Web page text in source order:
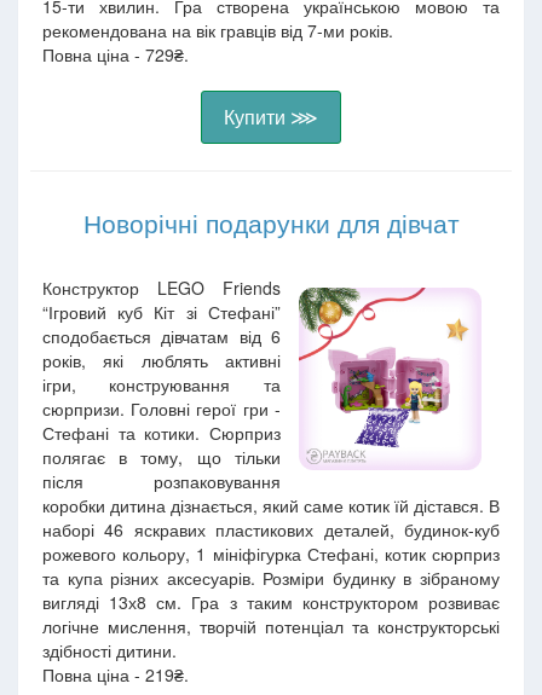
15-ти хвилин. Гра створена українською мовою та
рекомендована на вік гравців від 7-ми років.
Повна ціна - 729₴.
Купити ⋙
Новорічні подарунки для дівчат
Конструктор LEGO Friends
“Ігровий куб Кіт зі Стефані”
сподобається дівчатам від 6
років, які люблять активні
ігри, конструювання та
сюрпризи. Головні герої гри -
Стефані та котики. Сюрприз
полягає в тому, що тільки
після розпаковування
коробки дитина дізнається, який саме котик їй дістався. В
наборі 46 яскравих пластикових деталей, будинок-куб
рожевого кольору, 1 мініфігурка Стефані, котик сюрприз
та купа різних аксесуарів. Розміри будинку в зібраному
вигляді 13х8 см. Гра з таким конструктором розвиває
логічне мислення, творчій потенціал та конструкторські
здібності дитини.
Повна ціна - 219₴.